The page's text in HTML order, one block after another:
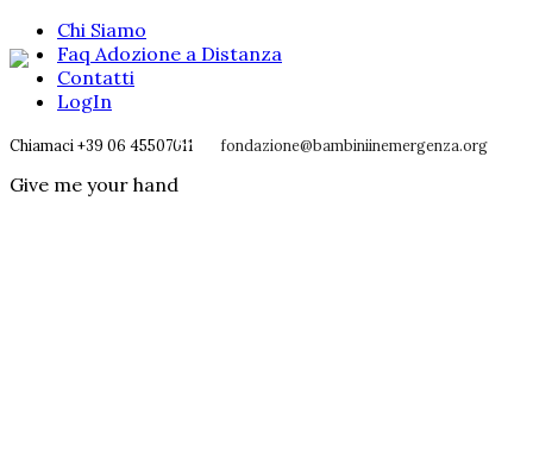
Chi Siamo
Faq Adozione a Distanza
Contatti
LogIn
Chiamaci +39 06 45507011 fondazione@bambiniinemergenza.org
Better Together
Give me your hand